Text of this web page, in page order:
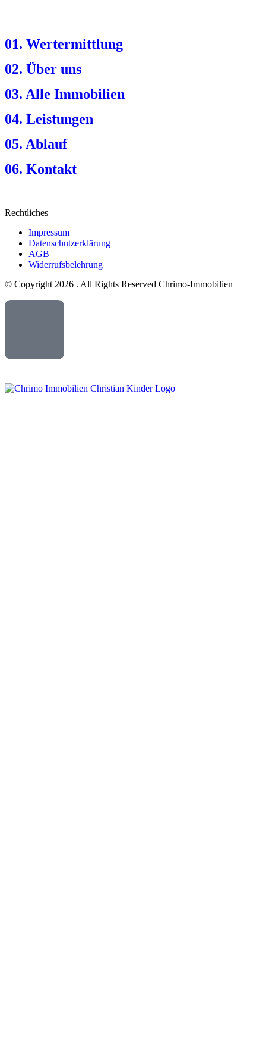
01. Wertermittlung
02. Über uns
03. Alle Immobilien
04. Leistungen
05. Ablauf
06. Kontakt
Rechtliches
Impressum
Datenschutzerklärung
AGB
Widerrufsbelehrung
© Copyright 2026 . All Rights Reserved Chrimo-Immobilien